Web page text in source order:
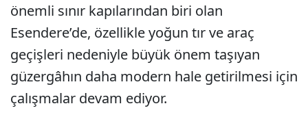
önemli sınır kapılarından biri olan
Esendere’de, özellikle yoğun tır ve araç
geçişleri nedeniyle büyük önem taşıyan
güzergâhın daha modern hale getirilmesi için
çalışmalar devam ediyor.